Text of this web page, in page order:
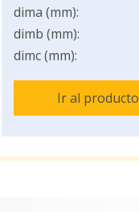
dima (mm):
dimb (mm):
dimc (mm):
Ir al producto